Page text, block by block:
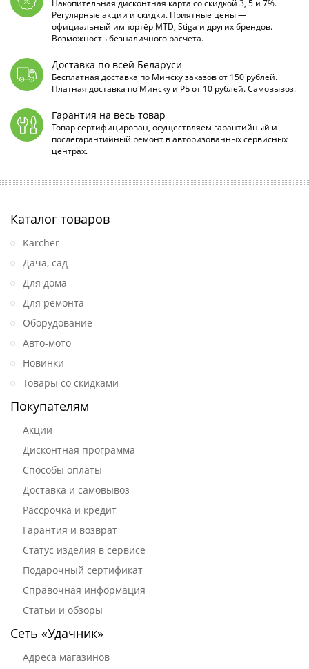
Накопительная дисконтная карта со скидкой 3, 5 и 7%.
Регулярные акции и скидки. Приятные цены —
официальный импортёр MTD, Stiga и других брендов.
Возможность безналичного расчета.
Доставка по всей Беларуси
Бесплатная доставка по Минску заказов от 150 рублей.
Платная доставка по Минску и РБ от 10 рублей. Самовывоз.
Гарантия на весь товар
Товар сертифицирован, осуществляем гарантийный и
послегарантийный ремонт в авторизованных сервисных
центрах.
Каталог товаров
Karcher
Дача, сад
Для дома
Для ремонта
Оборудование
Авто-мото
Новинки
Товары со скидками
Покупателям
Акции
Дисконтная программа
Способы оплаты
Доставка и самовывоз
Рассрочка и кредит
Гарантия и возврат
Статус изделия в сервисе
Подарочный сертификат
Справочная информация
Статьи и обзоры
Сеть «Удачник»
Адреса магазинов